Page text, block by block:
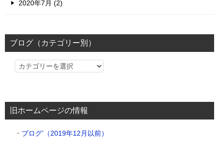
2020年7月 (2)
ブログ（カテゴリー別）
ブ
（カ
テ
旧ホームページの情報
・ ブログ’（2019年12月以前）